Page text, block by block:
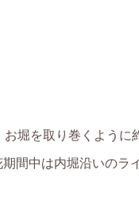
堀を取り巻くよう
間中は内堀沿いのラ